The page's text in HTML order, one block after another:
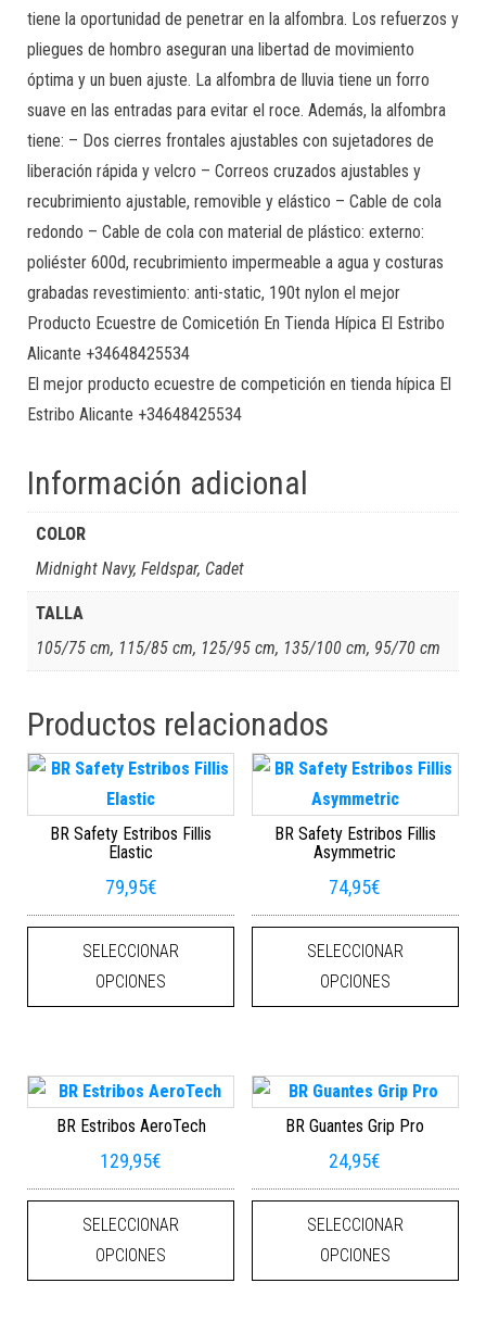
tiene la oportunidad de penetrar en la alfombra. Los refuerzos y
pliegues de hombro aseguran una libertad de movimiento
óptima y un buen ajuste. La alfombra de lluvia tiene un forro
suave en las entradas para evitar el roce. Además, la alfombra
tiene: – Dos cierres frontales ajustables con sujetadores de
liberación rápida y velcro – Correos cruzados ajustables y
recubrimiento ajustable, removible y elástico – Cable de cola
redondo – Cable de cola con material de plástico: externo:
poliéster 600d, recubrimiento impermeable a agua y costuras
grabadas revestimiento: anti-static, 190t nylon el mejor
Producto Ecuestre de Comicetión En Tienda Hípica El Estribo
Alicante +34648425534
El mejor producto ecuestre de competición en tienda hípica El
Estribo Alicante +34648425534
Información adicional
COLOR
Midnight Navy, Feldspar, Cadet
TALLA
105/75 cm, 115/85 cm, 125/95 cm, 135/100 cm, 95/70 cm
Productos relacionados
BR Safety Estribos Fillis
Elastic
79,95€
SELECCIONAR
OPCIONES
Este producto tiene múltiples
BR Safety Estribos Fillis
Asymmetric
74,95€
SELECCIONAR
OPCIONES
BR Estribos AeroTech
129,95€
SELECCIONAR
OPCIONES
Este producto tiene múltiples
BR Guantes Grip Pro
24,95€
SELECCIONAR
OPCIONES